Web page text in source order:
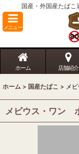
国産・外国産たば
メニュー
ホーム 店舗紹介
ホーム > 国産たばこ > メ
メビウス・ワン